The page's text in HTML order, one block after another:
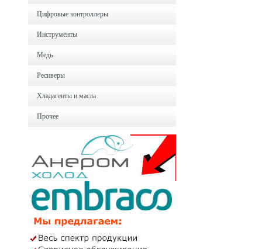
Цифровые контроллеры
Инструменты
Медь
Ресиверы
Хладагенты и масла
Прочее